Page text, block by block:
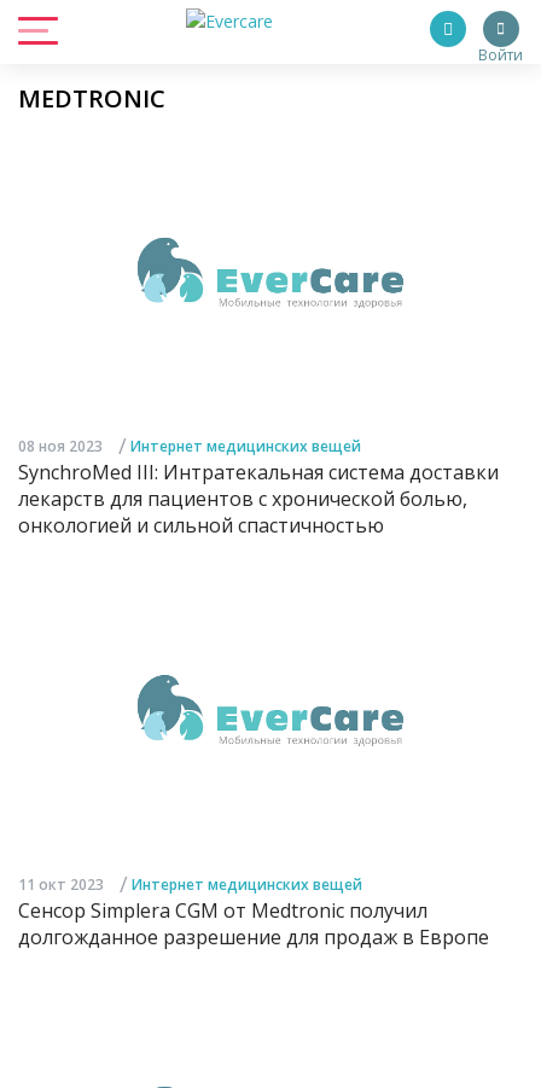
Войти
MEDTRONIC
08 ноя 2023 / Интернет медицинских вещей
SynchroMed III: Интратекальная система доставки
лекарств для пациентов с хронической болью,
онкологией и сильной спастичностью
11 окт 2023 / Интернет медицинских вещей
Сенсор Simplera CGM от Medtronic получил
долгожданное разрешение для продаж в Европе